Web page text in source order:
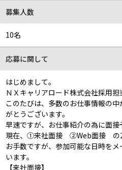
募集人数
10名
応募に関して
はじめまして。
ＮＸキャリアロード株式会社採用担
このたびは、多数のお仕事情報の
がとうございます。
早速ですが、お仕事紹介の為に面接
現在、①来社面接 ②Web面接 の2
お手数ですが、参加可能な日時を
います。
【来社面接】